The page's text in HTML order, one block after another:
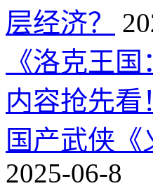
层经济？
《洛克王
内容抢先看
国产武侠《
2025-06-8